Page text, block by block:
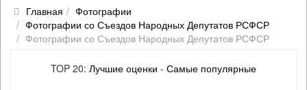
Главная
Фотографии
Фотографии со Съездов Народных Депутатов РСФСР
Фотографии со Съездов Народных Депутатов РСФСР
TOP 20: Лучшие оценки - Самые популярные